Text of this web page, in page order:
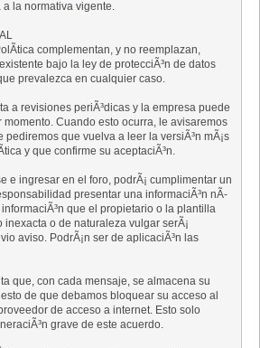
la normativa vigente.
complementan, y no reemplazan,
bajo la ley de protecciÃ³n de datos
prevalezca en cualquier caso.
a revisiones periÃ³dicas y la empresa puede
Cuando esto ocurra, le avisaremos
que vuelva a leer la versiÃ³n mÃ¡s
y que confirme su aceptaciÃ³n.
e ingresar en el foro, podrÃ¡ cumplimentar un
presentar una informaciÃ³n nÃ­
que el propietario o la plantilla
o de naturaleza vulgar serÃ¡
aviso. PodrÃ¡n ser de aplicaciÃ³n las
que, con cada mensaje, se almacena su
de que debamos bloquear su acceso al
de acceso a internet. Esto solo
grave de este acuerdo.